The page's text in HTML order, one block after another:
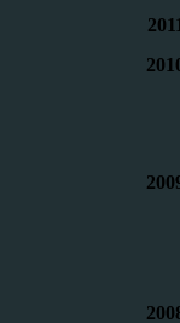
2011